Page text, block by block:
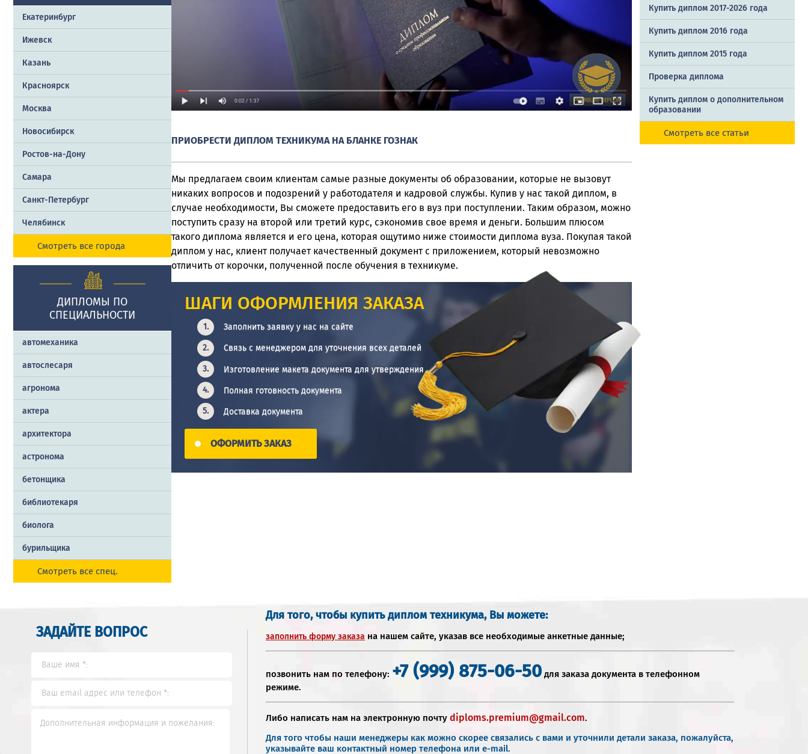
Екатеринбург
Ижевск
Казань
Красноярск
Москва
Новосибирск
Ростов-на-Дону
Самара
Санкт-Петербург
Челябинск
Смотреть все города
ДИПЛОМЫ ПО
СПЕЦИАЛЬНОСТИ
автомеханика
автослесаря
агронома
актера
архитектора
астронома
бетонщика
библиотекаря
биолога
бурильщика
Смотреть все спец.
ПРИОБРЕСТИ ДИПЛОМ ТЕХНИКУМА НА БЛАНКЕ ГОЗНАК
Мы предлагаем своим клиентам самые разные документы об образовании, которые не вызовут
никаких вопросов и подозрений у работодателя и кадровой службы. Купив у нас такой диплом, в
случае необходимости, Вы сможете предоставить его в вуз при поступлении. Таким образом, можно
поступить сразу на второй или третий курс, сэкономив свое время и деньги. Большим плюсом
такого диплома является и его цена, которая ощутимо ниже стоимости диплома вуза. Покупая такой
диплом у нас, клиент получает качественный документ с приложением, который невозможно
отличить от корочки, полученной после обучения в техникуме.
ШАГИ ОФОРМЛЕНИЯ ЗАКАЗА
Заполнить заявку у нас на сайте
Связь с менеджером для уточнения всех деталей
Изготовление макета документа для утверждения
Полная готовность документа
Доставка документа
ОФОРМИТЬ ЗАКАЗ
Купить диплом 2017-2026 года
Купить диплом 2016 года
Купить диплом 2015 года
Проверка диплома
Купить диплом о дополнительном
образовании
Смотреть все статьи
ЗАДАЙТЕ ВОПРОС
Для того, чтобы купить диплом техникума, Вы можете:
заполнить форму заказа на нашем сайте, указав все необходимые анкетные данные;
позвонить нам по телефону: +7 (999) 875-06-50 для заказа документа в телефонном
режиме.
Либо написать нам на электронную почту diploms.premium@gmail.com.
Для того чтобы наши менеджеры как можно скорее связались с вами и уточнили детали заказа, пожалуйста,
указывайте ваш контактный номер телефона или e-mail.